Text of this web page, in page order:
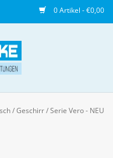
0 Artikel - €0,00
/Geschirr/Serie Vero - NEU